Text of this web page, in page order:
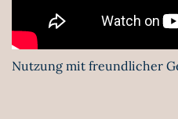
Nutzung mit freundlicher